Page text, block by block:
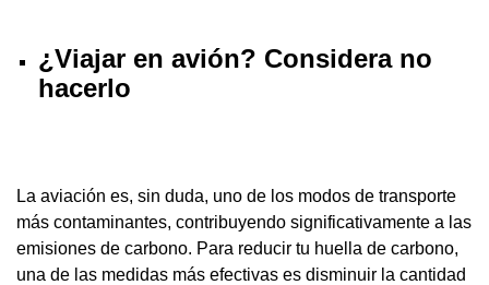
¿Viajar en avión? Considera no
hacerlo
La aviación es, sin duda, uno de los modos de transporte
más contaminantes, contribuyendo significativamente a las
emisiones de carbono. Para reducir tu huella de carbono,
una de las medidas más efectivas es disminuir la cantidad